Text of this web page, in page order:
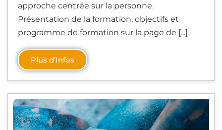
approche centrée sur la personne.
Présentation de la formation, objectifs et
programme de formation sur la page de [...]
Plus d’Infos